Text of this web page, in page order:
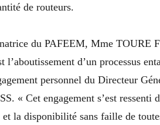
de routeurs.
du PAFEEM, Mme TOURE
l’aboutissement d’un processus
personnel du Directeur
« Cet engagement s’est ressenti
la disponibilité sans faille de